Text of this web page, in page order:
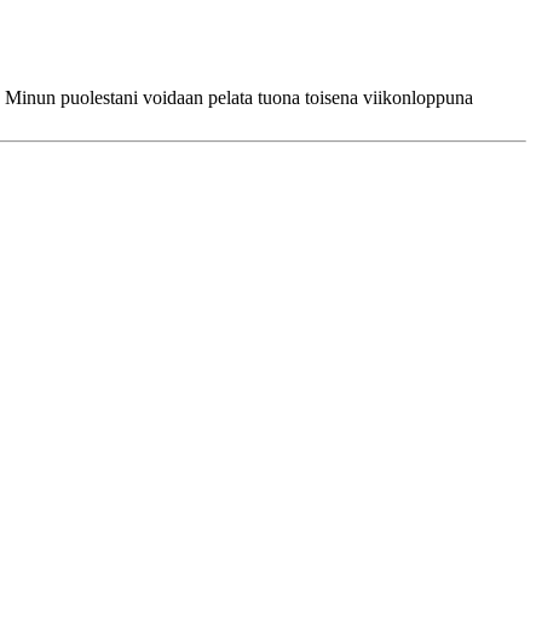
puolestani voidaan pelata tuona toisena viikonloppuna